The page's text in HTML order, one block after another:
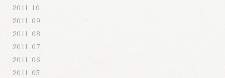
2011-10
2011-09
2011-08
2011-07
2011-06
2011-05